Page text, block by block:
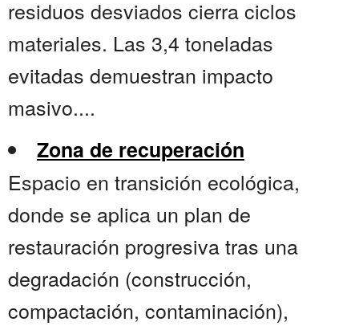
residuos desviados cierra ciclos
materiales. Las 3,4 toneladas
evitadas demuestran impacto
masivo....
Zona de recuperación
Espacio en transición ecológica,
donde se aplica un plan de
restauración progresiva tras una
degradación (construcción,
compactación, contaminación),